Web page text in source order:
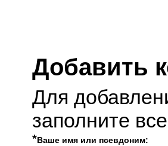
Добавить
Для
заполните
*Ваше имя или псевдоним: